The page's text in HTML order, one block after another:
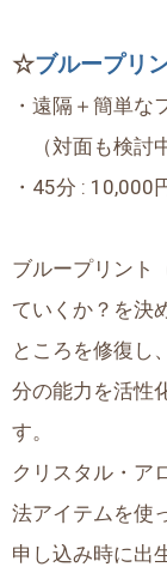
☆ブループリ
・遠隔＋簡単な
（対面も検討
・45分 : 10,000
ブループリント
ていくか？を決
ところを修復し
分の能力を活性
す。
クリスタル・ア
法アイテムを使
申し込み時に出